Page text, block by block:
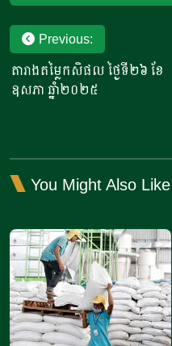
Post
navigation
Previous:
តារាងតម្លៃកសិផល ថ្ងៃទី២៦ ខែ
ឧសភា ឆ្នាំ២០២៥
You Might Also Like